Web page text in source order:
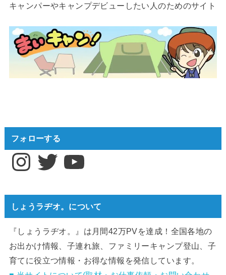
キャンパーやキャンプデビューしたい人のためのサイト
フォローする
InstagramTwitter YouTube
しょうラヂオ。について
『しょうラヂオ。』は月間42万PVを達成！全国各地の
お出かけ情報、子連れ旅、ファミリーキャンプ登山、子
育てに役立つ情報・お得な情報を発信しています。